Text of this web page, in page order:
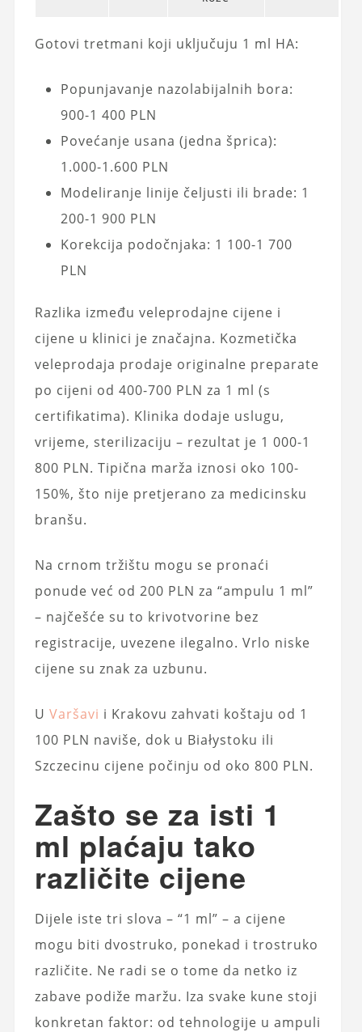
Gotovi tretmani koji uključuju 1 ml HA:
Popunjavanje nazolabijalnih bora:
900-1 400 PLN
Povećanje usana (jedna šprica):
1.000-1.600 PLN
Modeliranje linije čeljusti ili brade: 1
200-1 900 PLN
Korekcija podočnjaka: 1 100-1 700
PLN
Razlika između veleprodajne cijene i
cijene u klinici je značajna. Kozmetička
veleprodaja prodaje originalne preparate
po cijeni od 400-700 PLN za 1 ml (s
certifikatima). Klinika dodaje uslugu,
vrijeme, sterilizaciju – rezultat je 1 000-1
800 PLN. Tipična marža iznosi oko 100-
150%, što nije pretjerano za medicinsku
branšu.
Na crnom tržištu mogu se pronaći
ponude već od 200 PLN za “ampulu 1 ml”
– najčešće su to krivotvorine bez
registracije, uvezene ilegalno. Vrlo niske
cijene su znak za uzbunu.
U Varšavi i Krakovu zahvati koštaju od 1
100 PLN naviše, dok u Białystoku ili
Szczecinu cijene počinju od oko 800 PLN.
Zašto se za isti 1
ml plaćaju tako
različite cijene
Dijele iste tri slova – “1 ml” – a cijene
mogu biti dvostruko, ponekad i trostruko
različite. Ne radi se o tome da netko iz
zabave podiže maržu. Iza svake kune stoji
konkretan faktor: od tehnologije u ampuli